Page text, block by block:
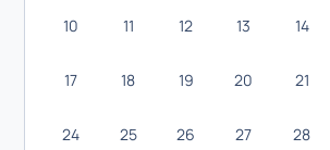
10 11 12 13 14
17 18 19 20 21
24 25 26 27 28